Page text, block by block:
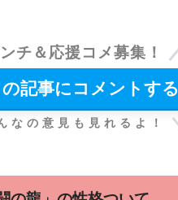
チ＆応援コメ募集！
の記事にコメントする
なの意見も見れるよ！